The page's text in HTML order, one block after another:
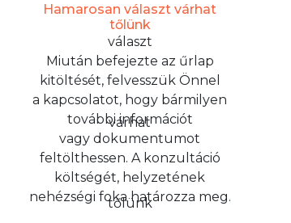
Hamarosan választ várhat
tőlünk
Miután befejezte az űrlap
kitöltését, felvesszük Önnel
a kapcsolatot, hogy bármilyen
további információt
vagy dokumentumot
feltölthessen. A konzultáció
költségét, helyzetének
nehézségi foka határozza meg.